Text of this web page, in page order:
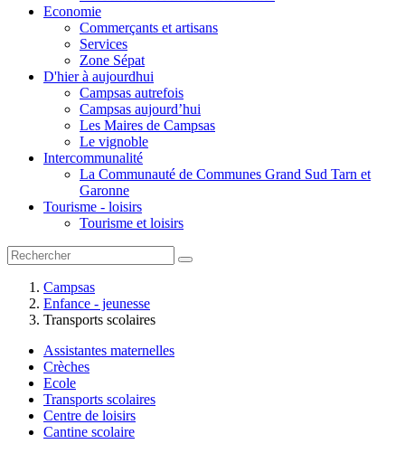
Economie
Commerçants et artisans
Services
Zone Sépat
D'hier à aujourdhui
Campsas autrefois
Campsas aujourd’hui
Les Maires de Campsas
Le vignoble
Intercommunalité
La Communauté de Communes Grand Sud Tarn et
Garonne
Tourisme - loisirs
Tourisme et loisirs
Campsas
Enfance - jeunesse
Transports scolaires
Assistantes maternelles
Crèches
Ecole
Transports scolaires
Centre de loisirs
Cantine scolaire